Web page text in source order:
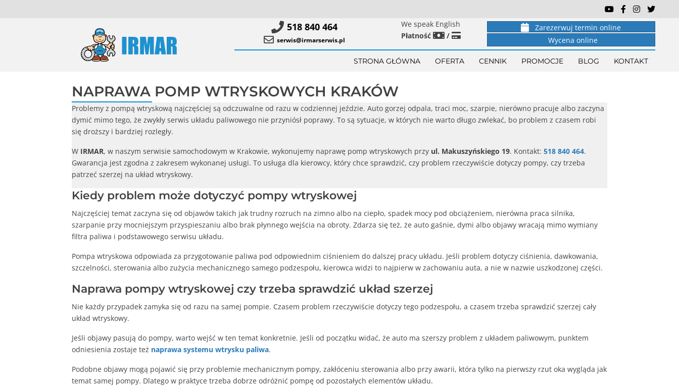
IRMAR Serwis na
IRMAR Serwis
IRMARIRMAR
518 840 464
serwis@irmarserwis.pl
We speak English
Płatność
/
Zarezerwuj termin online
Wycena online
STRONA GŁÓWNA OFERTA CENNIK PROMOCJE BLOG KONTAKT
NAPRAWA POMP WTRYSKOWYCH KRAKÓW
Problemy z pompą wtryskową najczęściej są odczuwalne od razu w codziennej jeździe. Auto gorzej odpala, traci moc, szarpie, nierówno pracuje albo zaczyna
dymić mimo tego, że zwykły serwis układu paliwowego nie przyniósł poprawy. To są sytuacje, w których nie warto długo zwlekać, bo problem z czasem robi
się droższy i bardziej rozległy.
W IRMAR, w naszym serwisie samochodowym w Krakowie, wykonujemy naprawę pomp wtryskowych przy ul. Makuszyńskiego 19. Kontakt: 518 840 464.
Gwarancja jest zgodna z zakresem wykonanej usługi. To usługa dla kierowcy, który chce sprawdzić, czy problem rzeczywiście dotyczy pompy, czy trzeba
patrzeć szerzej na układ wtryskowy.
Kiedy problem może dotyczyć pompy wtryskowej
Najczęściej temat zaczyna się od objawów takich jak trudny rozruch na zimno albo na ciepło, spadek mocy pod obciążeniem, nierówna praca silnika,
szarpanie przy mocniejszym przyspieszaniu albo brak płynnego wejścia na obroty. Zdarza się też, że auto gaśnie, dymi albo objawy wracają mimo wymiany
filtra paliwa i podstawowego serwisu układu.
Pompa wtryskowa odpowiada za przygotowanie paliwa pod odpowiednim ciśnieniem do dalszej pracy układu. Jeśli problem dotyczy ciśnienia, dawkowania,
szczelności, sterowania albo zużycia mechanicznego samego podzespołu, kierowca widzi to najpierw w zachowaniu auta, a nie w nazwie uszkodzonej części.
Naprawa pompy wtryskowej czy trzeba sprawdzić układ szerzej
Nie każdy przypadek zamyka się od razu na samej pompie. Czasem problem rzeczywiście dotyczy tego podzespołu, a czasem trzeba sprawdzić szerzej cały
układ wtryskowy.
Jeśli objawy pasują do pompy, warto wejść w ten temat konkretnie. Jeśli od początku widać, że auto ma szerszy problem z układem paliwowym, punktem
odniesienia zostaje też naprawa systemu wtrysku paliwa.
Podobne objawy mogą pojawić się przy problemie mechanicznym pompy, zakłóceniu sterowania albo przy awarii, która tylko na pierwszy rzut oka wygląda jak
temat samej pompy. Dlatego w praktyce trzeba dobrze odróżnić pompę od pozostałych elementów układu.